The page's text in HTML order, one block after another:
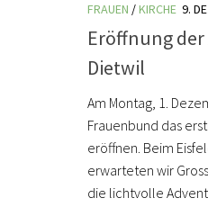
FRAUEN /KIRCHE 9.
Eröffnung
Dietwil
Am Montag, 1.
Frauenbund das
eröffnen. Beim
erwarteten wir
die lichtvolle